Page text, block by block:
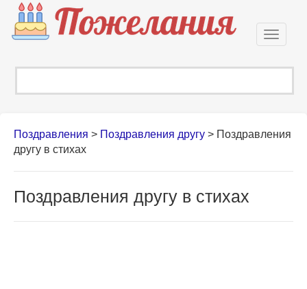
Поздравления > Поздравления другу > Поздравления
другу в стихах
Поздравления другу в стихах